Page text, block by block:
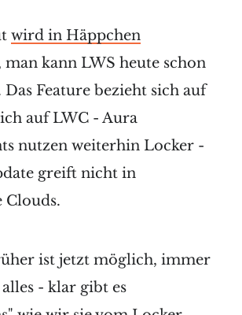
wird in Häppchen
man kann LWS heute schon
Das Feature bezieht sich auf
auf LWC - Aura
nutzen weiterhin Locker -
greift nicht in
Clouds.
ist jetzt möglich, immer
- klar gibt es